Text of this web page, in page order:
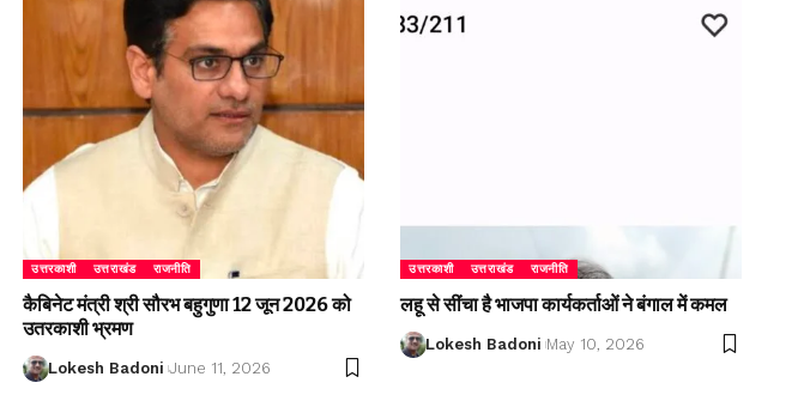
उत्तरकाशी उत्तराखंड राजनीति
कैबिनेट मंत्री श्री सौरभ बहुगुणा 12 जून 2026 को
उतरकाशी भ्रमण
Lokesh Badoni June 11, 2026
उत्तरकाशी उत्तराखंड राजनीति
लहू से सींचा है भाजपा कार्यकर्ताओं ने बंगाल में कमल
Lokesh Badoni May 10, 2026